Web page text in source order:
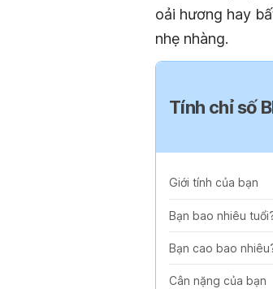
oải hương hay
nhẹ nhàng.
Tính chỉ số
Giới tính của bạn
Bạn bao nhiêu
Bạn cao bao
Cân nặng của bạn